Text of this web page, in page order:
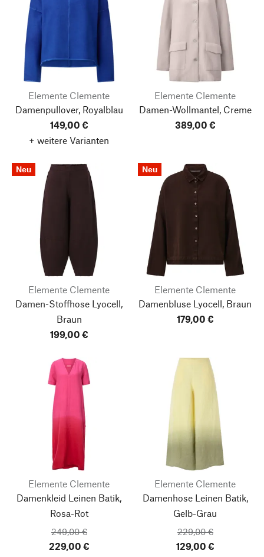
Elemente Clemente
Damenpullover, Royalblau
149,00 €
+ weitere Varianten
Elemente Clemente
Damen-Wollmantel, Creme
389,00 €
Neu
Elemente Clemente
Damen-Stoffhose Lyocell,
Braun
199,00 €
Neu
Elemente Clemente
Damenbluse Lyocell, Braun
179,00 €
Elemente Clemente
Damenkleid Leinen Batik,
Rosa-Rot
249,00 €
229,00 €
Elemente Clemente
Damenhose Leinen Batik,
Gelb-Grau
229,00 €
129,00 €